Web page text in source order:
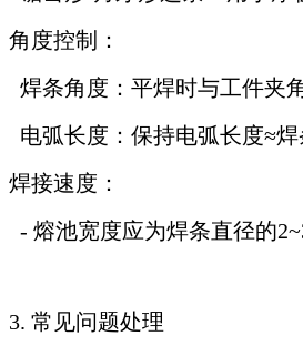
角度控制：
焊条角度：平焊时与工件夹角
电弧长度：保持电弧长度≈焊
焊接速度：
- 熔池宽度应为焊条直径的
3. 常见问题处理